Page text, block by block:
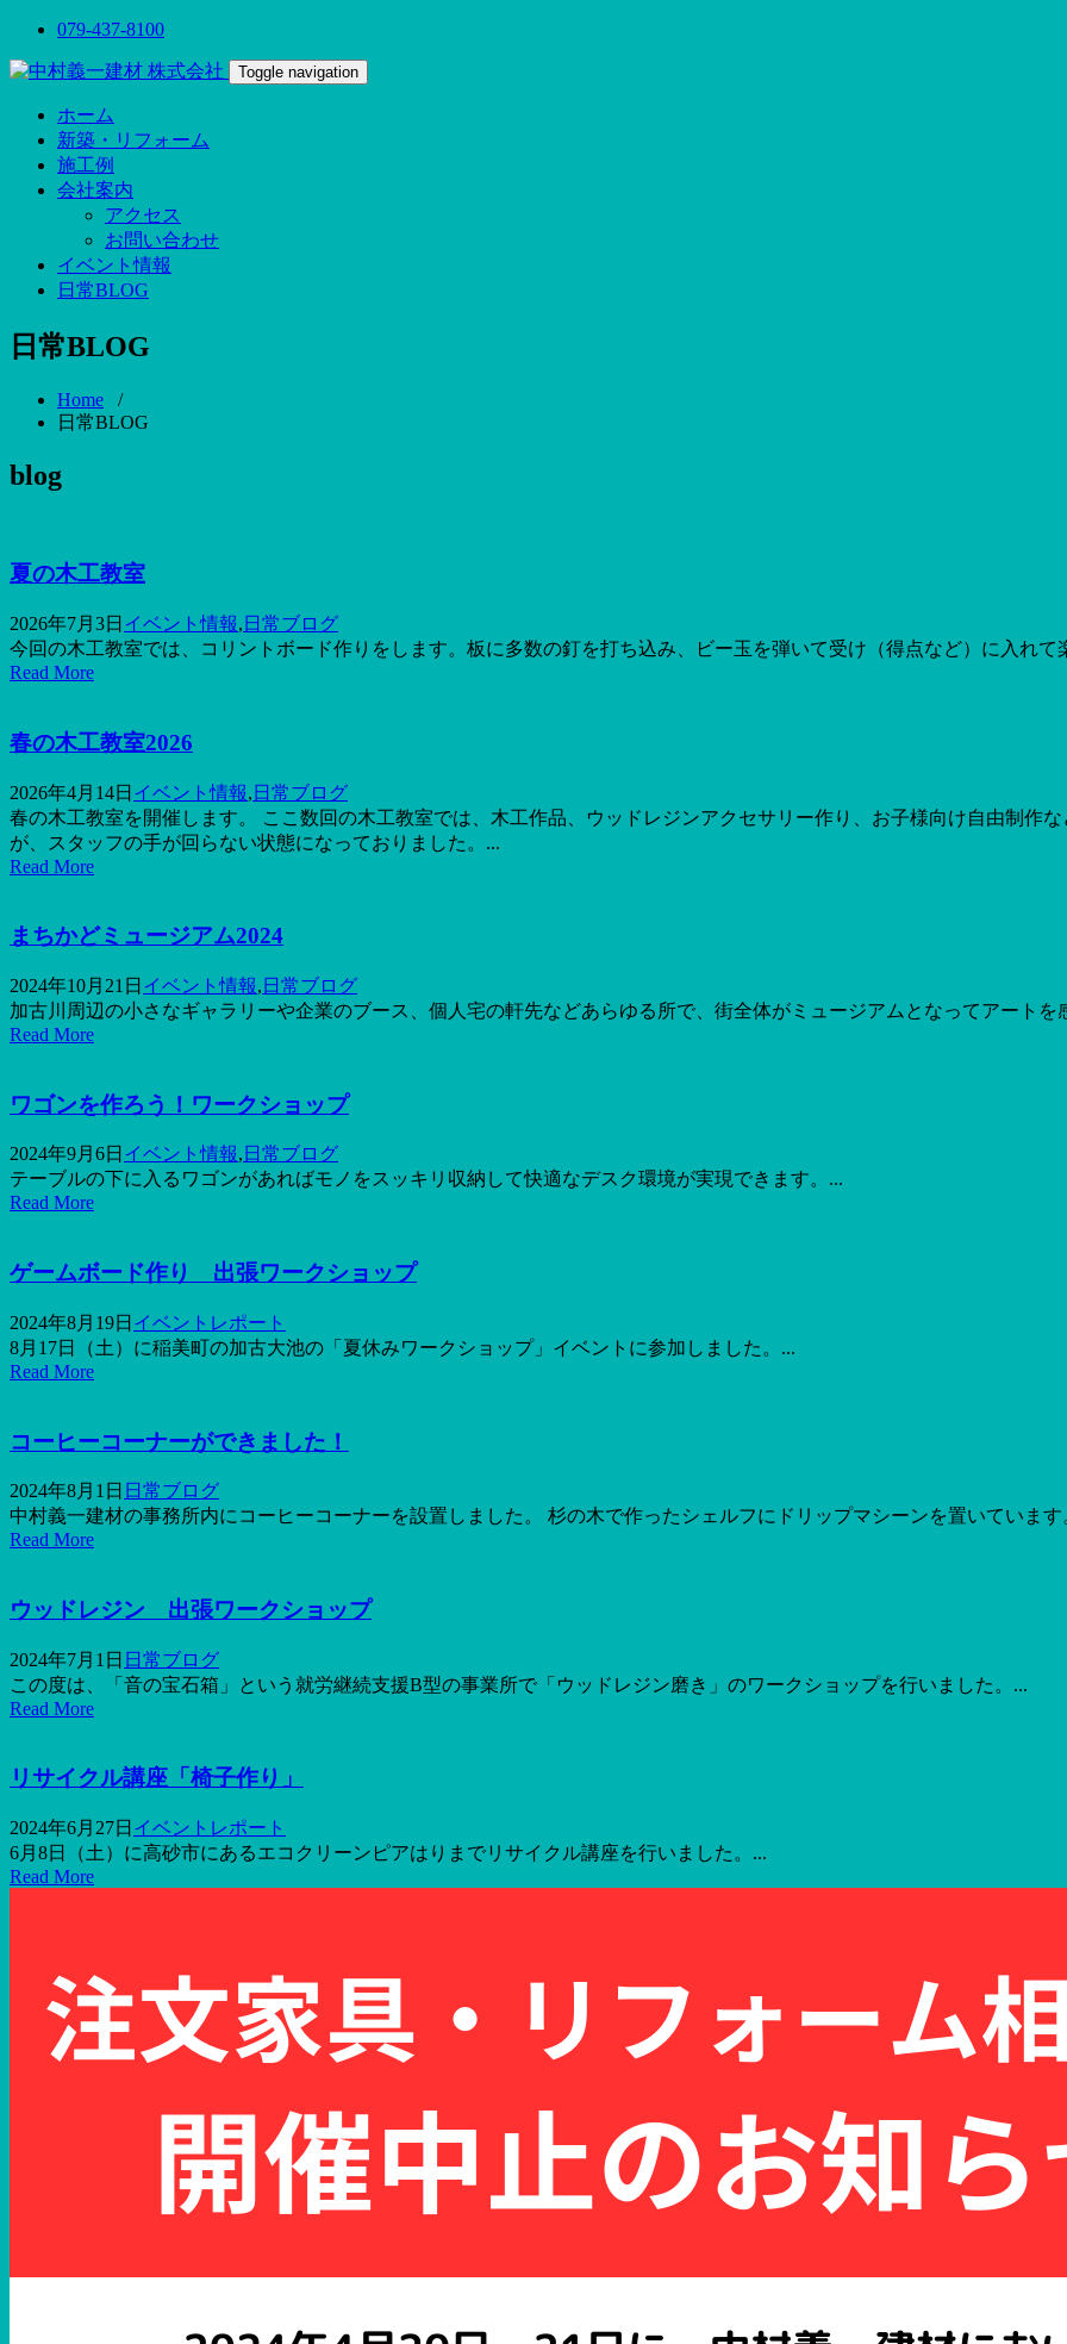
079-437-8100
Toggle navigation
ホーム
新築・リフォーム
施工例
会社案内
アクセス
お問い合わせ
イベント情報
日常BLOG
日常BLOG
Home /
日常BLOG
blog
夏の木工教室
2026年7月3日 イベント情報, 日常ブログ
今回の木工教室では、コリントボード作りをします。板に多数の釘を打ち込み、ビー玉を弾いて受け（得点など）に入れ
Read More
春の木工教室2026
2026年4月14日 イベント情報, 日常ブログ
春の木工教室を開催します。 ここ数回の木工教室では、木工作品、ウッドレジンアクセサリー作り、お子様向け自由制作
が、スタッフの手が回らない状態になっておりました。...
Read More
まちかどミュージアム2024
2024年10月21日 イベント情報, 日常ブログ
加古川周辺の小さなギャラリーや企業のブース、個人宅の軒先などあらゆる所で、街全体がミュージアムとなってアートを
Read More
ワゴンを作ろう！ワークショップ
2024年9月6日 イベント情報, 日常ブログ
テーブルの下に入るワゴンがあればモノをスッキリ収納して快適なデスク環境が実現できます。...
Read More
ゲームボード作り 出張ワークショップ
2024年8月19日 イベントレポート
8月17日（土）に稲美町の加古大池の「夏休みワークショップ」イベントに参加しました。...
Read More
コーヒーコーナーができました！
2024年8月1日 日常ブログ
中村義一建材の事務所内にコーヒーコーナーを設置しました。 杉の木で作ったシェルフにドリップマシーンを置いています
Read More
ウッドレジン 出張ワークショップ
2024年7月1日 日常ブログ
この度は、「音の宝石箱」という就労継続支援B型の事業所で「ウッドレジン磨き」のワークショップを行いました。...
Read More
リサイクル講座「椅子作り」
2024年6月27日 イベントレポート
6月8日（土）に高砂市にあるエコクリーンピアはりまでリサイクル講座を行いました。...
Read More